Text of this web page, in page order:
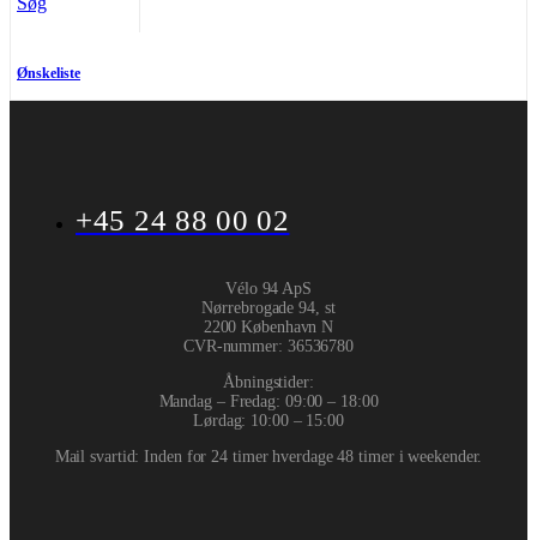
Ønskeliste
+45 24 88 00 02
Vélo 94 ApS
Nørrebrogade 94, st
2200 København N
CVR-nummer: 36536780
Åbningstider:
Mandag – Fredag: 09:00 – 18:00
Lørdag: 10:00 – 15:00
Mail svartid: Inden for 24 timer hverdage 48 timer i weekender.